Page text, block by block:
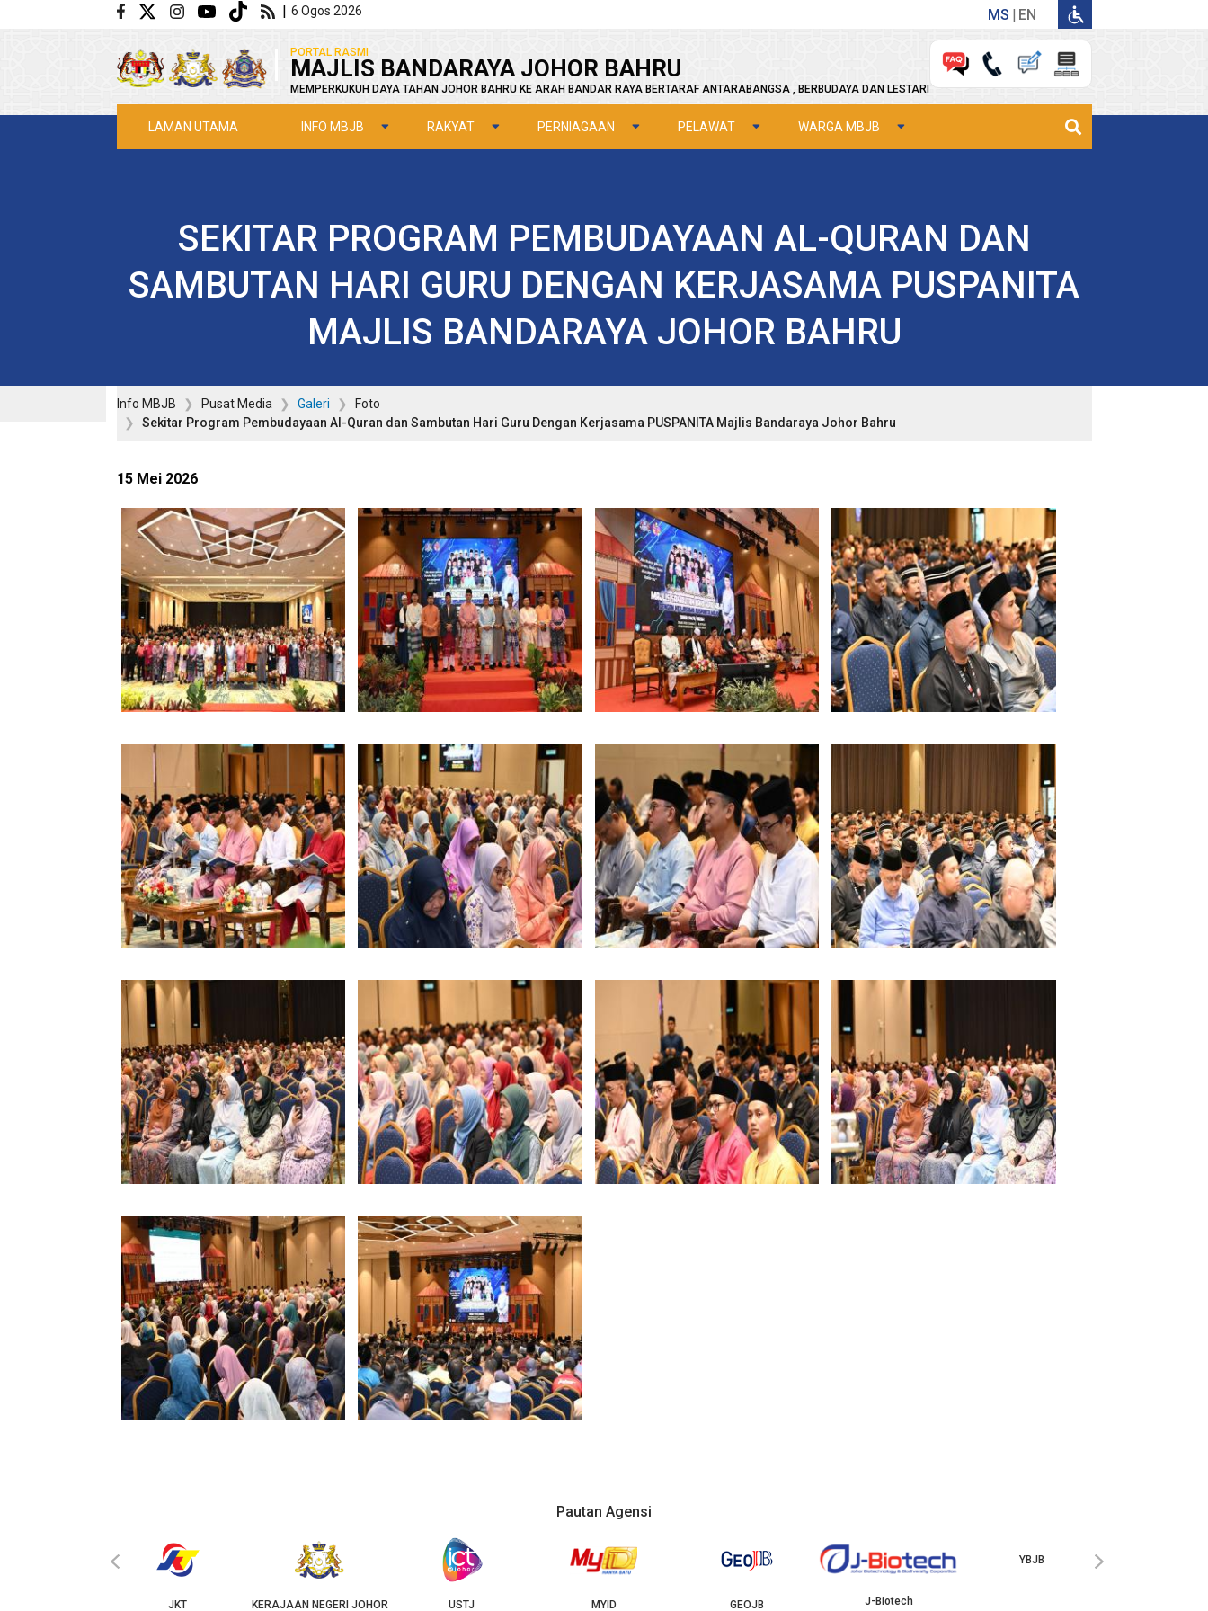
Langkau ke kandungan utama | 6 Ogos 2026 MS EN
PORTAL RASMI
MAJLIS BANDARAYA JOHOR BAHRU
MEMPERKUKUH DAYA TAHAN JOHOR BAHRU KE ARAH BANDAR RAYA BERTARAF ANTARABANGSA , BERBUDAYA DAN LESTARI
LAMAN UTAMA INFO MBJB RAKYAT PERNIAGAAN PELAWAT WARGA MBJB
SEKITAR PROGRAM PEMBUDAYAAN AL-QURAN DAN
SAMBUTAN HARI GURU DENGAN KERJASAMA PUSPANITA
MAJLIS BANDARAYA JOHOR BAHRU
Info MBJB Pusat Media Galeri
Foto
Sekitar Program Pembudayaan Al-Quran dan Sambutan Hari Guru Dengan Kerjasama PUSPANITA Majlis Bandaraya Johor Bahru
15 Mei 2026
Pautan Agensi
JKT KERAJAAN NEGERI JOHOR USTJ MYID GEOJB J-Biotech
‹ ›